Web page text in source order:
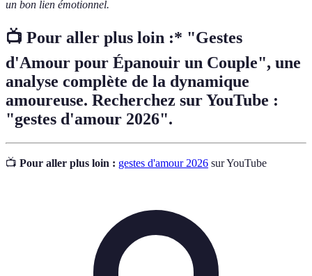
un bon lien émotionnel.
📺 Pour aller plus loin :* "Gestes
d'Amour pour Épanouir un Couple", une
analyse complète de la dynamique
amoureuse. Recherchez sur YouTube :
"gestes d'amour 2026".
📺 Pour aller plus loin : gestes d'amour 2026 sur YouTube